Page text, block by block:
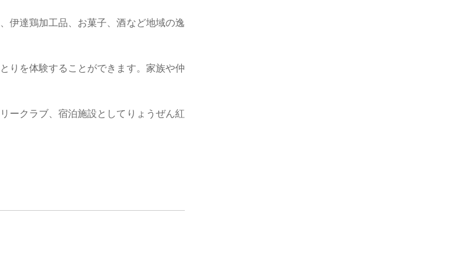
伊達鶏加工品、お菓子、酒など地域の逸
りを体験することができます。家族や仲
ークラブ、宿泊施設としてりょうぜん紅